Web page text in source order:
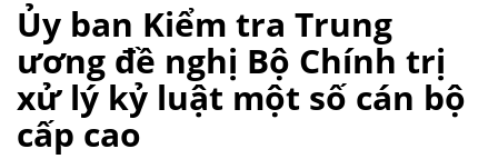
Ủy ban Kiểm tra Trung
ương đề nghị Bộ Chính trị
xử lý kỷ luật một số cán bộ
cấp cao